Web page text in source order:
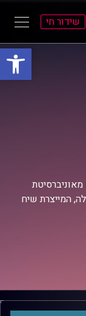
פתח
שידור חי
המייצרת שיח